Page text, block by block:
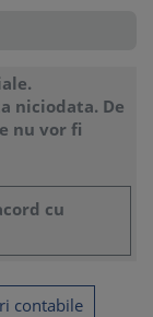
niciodata. De
nu vor fi
cu
contabile